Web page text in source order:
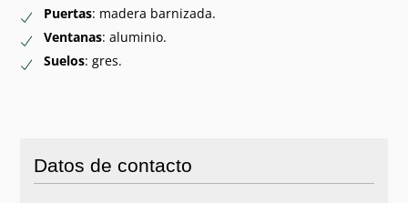
Puertas: madera barnizada.
Ventanas: aluminio.
Suelos: gres.
Datos de contacto